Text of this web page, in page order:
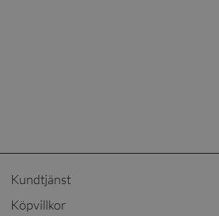
Kundtjänst
Köpvillkor